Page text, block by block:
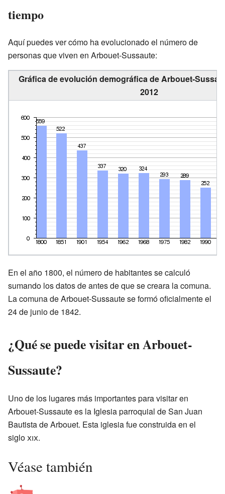
tiempo
Aquí puedes ver cómo ha evolucionado el número de
personas que viven en Arbouet-Sussaute:
Gráfica de evolución demográfica de Arbouet-
2012
En el año 1800, el número de habitantes se calculó
sumando los datos de antes de que se creara la comuna.
La comuna de Arbouet-Sussaute se formó oficialmente el
24 de junio de 1842.
¿Qué se puede visitar en Arbouet-
Sussaute?
Uno de los lugares más importantes para visitar en
Arbouet-Sussaute es la Iglesia parroquial de San Juan
Bautista de Arbouet. Esta iglesia fue construida en el
sigloxix.
Véase también